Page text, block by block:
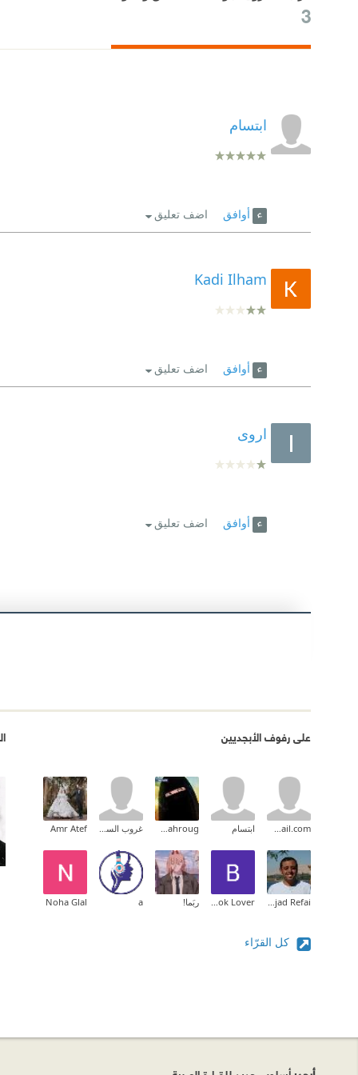
3
ابتسام
أوافق اضف تعليق
Kadi Ilham
أوافق اضف تعليق
اروى
أوافق اضف تعليق
على رفوف الأبجديين
Suzan.shan84@gmail.com ابتسام Naglaa Dahroug غروب السوالقة Amr Atef
Amjad Refai
Book Lover ربَما! a
Noha Glal
كل القرّاء